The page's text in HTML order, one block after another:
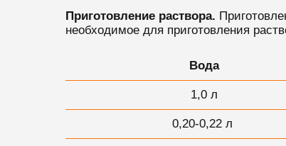
Приготовление раствора.
необходимое для приготовления
Вода
1,0 л
0,20-0,22 л